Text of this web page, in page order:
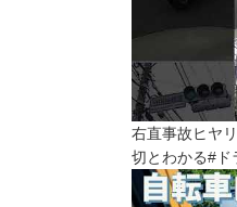
右直事故ヒヤ
切とわかる#